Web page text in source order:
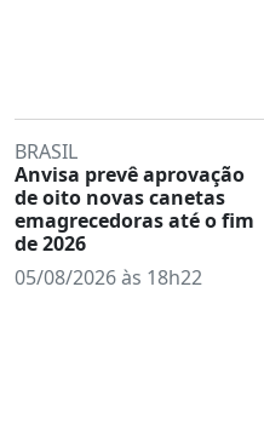
BRASIL
Anvisa prevê aprovação
de oito novas canetas
emagrecedoras até o fim
de 2026
05/08/2026 às 18h22